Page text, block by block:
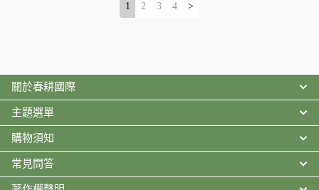
1 2 3 4 >
關於春耕國際
主題選單
購物須知
常見問答